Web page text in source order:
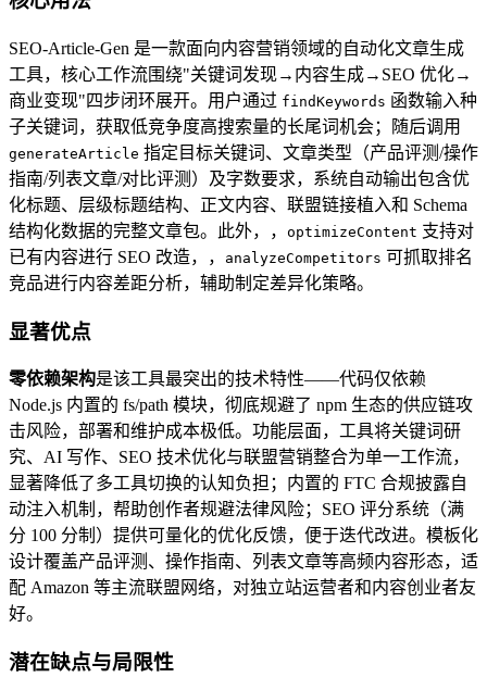
SEO-Article-Gen 是一款面向内容营销领域的自动化文章生成
工具，核心工作流围绕"关键词发现→内容生成→SEO 优化→
商业变现"四步闭环展开。用户通过 findKeywords 函数输入种
子关键词，获取低竞争度高搜索量的长尾词机会；随后调用
generateArticle 指定目标关键词、文章类型（产品评测/操作
指南/列表文章/对比评测）及字数要求，系统自动输出包含优
化标题、层级标题结构、正文内容、联盟链接植入和 Schema
结构化数据的完整文章包。此外，， optimizeContent 支持对
已有内容进行 SEO 改造，，
analyzeCompetitors 可抓取排名
竞品进行内容差距分析，辅助制定差异化策略。
显著优点
零依赖架构是该工具最突出的技术特性——代码仅依赖
Node.js 内置的 fs/path 模块，彻底规避了 npm 生态的供应链攻
击风险，部署和维护成本极低。功能层面，工具将关键词研
究、AI 写作、SEO 技术优化与联盟营销整合为单一工作流，
显著降低了多工具切换的认知负担；内置的 FTC 合规披露自
动注入机制，帮助创作者规避法律风险；SEO 评分系统（满
分 100 分制）提供可量化的优化反馈，便于迭代改进。模板化
设计覆盖产品评测、操作指南、列表文章等高频内容形态，适
配 Amazon 等主流联盟网络，对独立站运营者和内容创业者友
好。
潜在缺点与局限性